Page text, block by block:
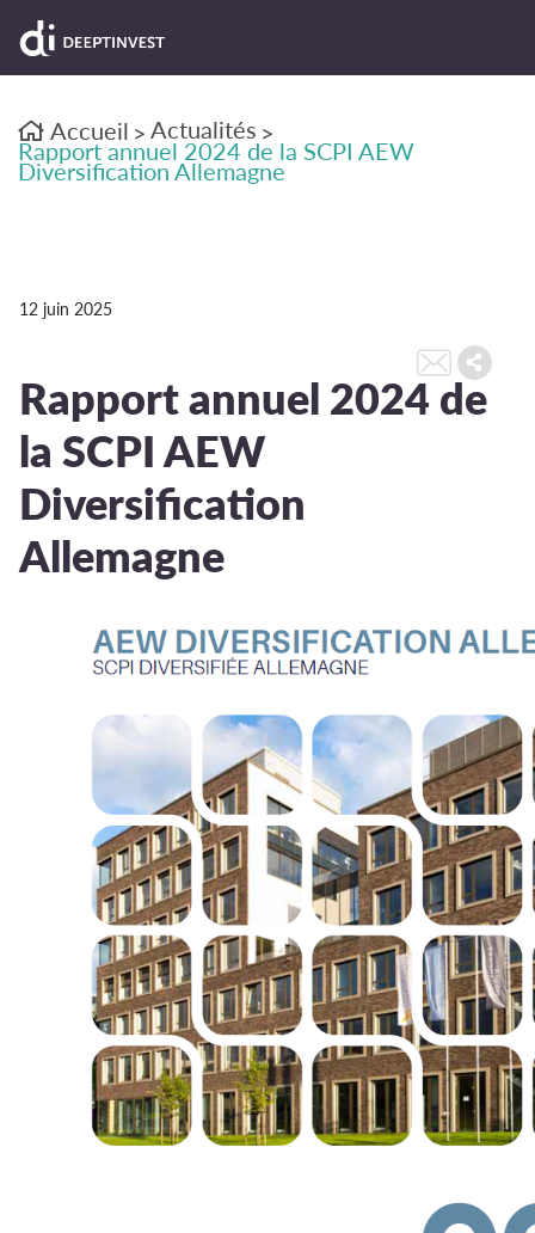
Accueil > Actualités >
Rapport annuel 2024 de la SCPI AEW
Diversification Allemagne
12 juin 2025
Rapport annuel 2024 de
la SCPI AEW
Diversification
Allemagne